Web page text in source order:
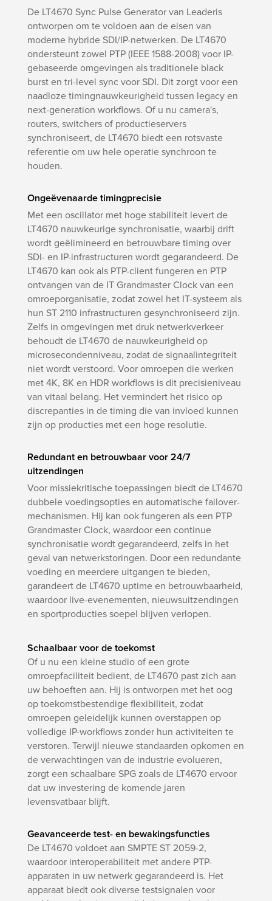
De LT4670 Sync Pulse Generator van Leaderis
ontworpen om te voldoen aan de eisen van
moderne hybride SDI/IP-netwerken. De LT4670
ondersteunt zowel PTP (IEEE 1588-2008) voor IP-
gebaseerde omgevingen als traditionele black
burst en tri-level sync voor SDI. Dit zorgt voor een
naadloze timingnauwkeurigheid tussen legacy en
next-generation workflows. Of u nu camera's,
routers, switchers of productieservers
synchroniseert, de LT4670 biedt een rotsvaste
referentie om uw hele operatie synchroon te
houden.
Ongeëvenaarde timingprecisie
Met een oscillator met hoge stabiliteit levert de
LT4670 nauwkeurige synchronisatie, waarbij drift
wordt geëlimineerd en betrouwbare timing over
SDI- en IP-infrastructuren wordt gegarandeerd. De
LT4670 kan ook als PTP-client fungeren en PTP
ontvangen van de IT Grandmaster Clock van een
omroeporganisatie, zodat zowel het IT-systeem als
hun ST 2110 infrastructuren gesynchroniseerd zijn.
Zelfs in omgevingen met druk netwerkverkeer
behoudt de LT4670 de nauwkeurigheid op
microsecondenniveau, zodat de signaalintegriteit
niet wordt verstoord. Voor omroepen die werken
met 4K, 8K en HDR workflows is dit precisieniveau
van vitaal belang. Het vermindert het risico op
discrepanties in de timing die van invloed kunnen
zijn op producties met een hoge resolutie.
Redundant en betrouwbaar voor 24/7
uitzendingen
Voor missiekritische toepassingen biedt de LT4670
dubbele voedingsopties en automatische failover-
mechanismen. Hij kan ook fungeren als een PTP
Grandmaster Clock, waardoor een continue
synchronisatie wordt gegarandeerd, zelfs in het
geval van netwerkstoringen. Door een redundante
voeding en meerdere uitgangen te bieden,
garandeert de LT4670 uptime en betrouwbaarheid,
waardoor live-evenementen, nieuwsuitzendingen
en sportproducties soepel blijven verlopen.
Schaalbaar voor de toekomst
Of u nu een kleine studio of een grote
omroepfaciliteit bedient, de LT4670 past zich aan
uw behoeften aan. Hij is ontworpen met het oog
op toekomstbestendige flexibiliteit, zodat
omroepen geleidelijk kunnen overstappen op
volledige IP-workflows zonder hun activiteiten te
verstoren. Terwijl nieuwe standaarden opkomen en
de verwachtingen van de industrie evolueren,
zorgt een schaalbare SPG zoals de LT4670 ervoor
dat uw investering de komende jaren
levensvatbaar blijft.
Geavanceerde test- en bewakingsfuncties
De LT4670 voldoet aan SMPTE ST 2059-2,
waardoor interoperabiliteit met andere PTP-
apparaten in uw netwerk gegarandeerd is. Het
apparaat biedt ook diverse testsignalen voor